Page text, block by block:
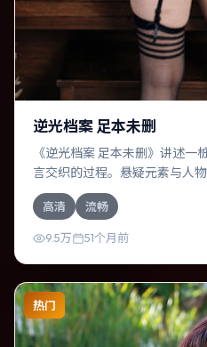
逆光档案 足本未删
《逆光档案 足本未删》讲述一
言交织的过程。悬疑元素与人
渤的对手戏尤为出彩。导演乌
力，本片亦在加拿大实地取景，
高清 流畅
9.5万 51个月前
热门